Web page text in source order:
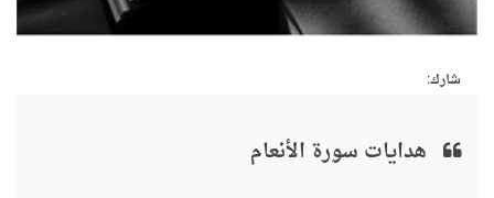
شارك:
هدايات سورة الأنعام